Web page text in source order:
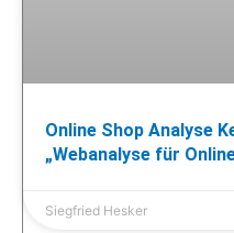
Online Shop Analyse
„Webanalyse für
Siegfried Hesker